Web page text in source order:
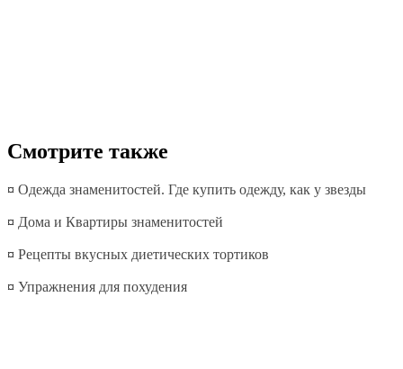
Смотрите также
¤ Одежда знаменитостей. Где купить одежду, как у звезды
¤ Дома и Квартиры знаменитостей
¤ Рецепты вкусных диетических тортиков
¤ Упражнения для похудения